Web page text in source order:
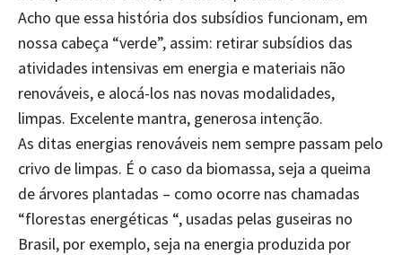
Acho que essa história dos subsídios funcionam, em
nossa cabeça “verde”, assim: retirar subsídios das
atividades intensivas em energia e materiais não
renováveis, e alocá-los nas novas modalidades,
limpas. Excelente mantra, generosa intenção.
As ditas energias renováveis nem sempre passam pelo
crivo de limpas. É o caso da biomassa, seja a queima
de árvores plantadas – como ocorre nas chamadas
“florestas energéticas “, usadas pelas guseiras no
Brasil, por exemplo, seja na energia produzida por